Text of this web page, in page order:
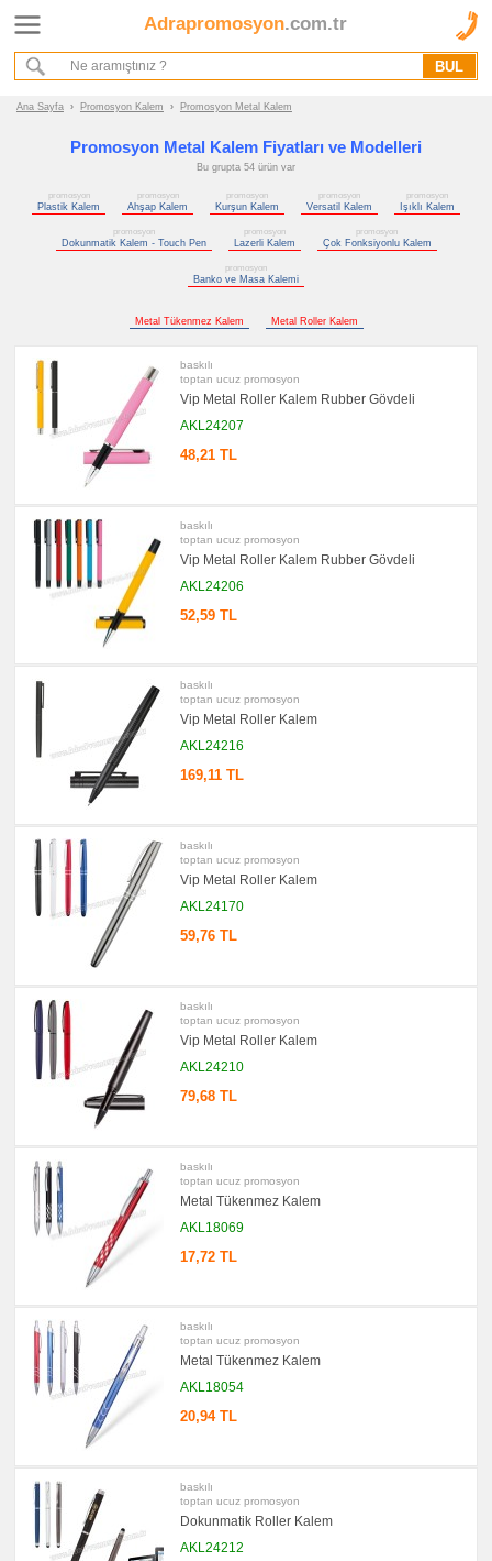
Adrapromosyon.com.tr
Ana Sayfa › Promosyon Kalem › Promosyon Metal Kalem
Promosyon Metal Kalem Fiyatları ve Modelleri
Bu grupta 54 ürün var
promosyon
Plastik Kalem
promosyon
Ahşap Kalem
promosyon
Kurşun Kalem
promosyon
Versatil Kalem
promosyon
Işıklı Kalem
promosyon
Dokunmatik Kalem - Touch Pen
promosyon
Lazerli Kalem
promosyon
Çok Fonksiyonlu Kalem
promosyon
Banko ve Masa Kalemi
Metal Tükenmez Kalem Metal Roller Kalem
baskılı
toptan ucuz promosyon
Vip Metal Roller Kalem Rubber Gövdeli
AKL24207
48,21 TL
baskılı
toptan ucuz promosyon
Vip Metal Roller Kalem Rubber Gövdeli
AKL24206
52,59 TL
baskılı
toptan ucuz promosyon
Vip Metal Roller Kalem
AKL24216
169,11 TL
baskılı
toptan ucuz promosyon
Vip Metal Roller Kalem
AKL24170
59,76 TL
baskılı
toptan ucuz promosyon
Vip Metal Roller Kalem
AKL24210
79,68 TL
baskılı
toptan ucuz promosyon
Metal Tükenmez Kalem
AKL18069
17,72 TL
baskılı
toptan ucuz promosyon
Metal Tükenmez Kalem
AKL18054
20,94 TL
baskılı
toptan ucuz promosyon
Dokunmatik Roller Kalem
AKL24212
Ana Sayfa
Hakkımızda
Kurumsal Hizmet Akışımız
Promosyon
Ürünleri
promosyon
Kalem
promosyon
Kurşun
Kalem
Kalem
Kalem
Dokunmatik
Kalem
promosyon
Fonksiyonlu
Kalem
ve
Masa
Kalemi
promosyon
Tüm
Ürünleri
&
Organizer
Matara
&
Termos
Bardak
Ürünler
promosyon
Anahtarlık
promosyon
Hesap
Makinesi
Makyaj
Aynası
&
Manikür
Seti
promosyon
Metre
promosyon
Çakı
Feneri